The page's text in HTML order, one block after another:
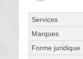
Services
Marques
Forme juridique